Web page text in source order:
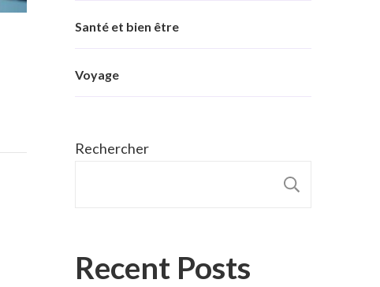
Santé et bien être
Voyage
Rechercher
Recent Posts